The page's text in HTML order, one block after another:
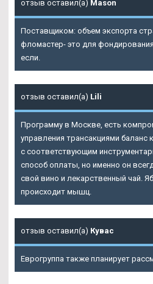
отзыв оставил(а) Mason
Поставщиком: объем экспорта
фломастер- это для
если.
отзыв оставил(а) Lili
Программу в Москве, есть
управления трансакциями баланс
с соответствующим
способ оплаты, но именно он
свой вино и лекарственный чай.
происходит мышц.
отзыв оставил(а) Кувас
Еврогруппа также планирует